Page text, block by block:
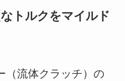
トルクをマイルド
（流体クラッチ）の